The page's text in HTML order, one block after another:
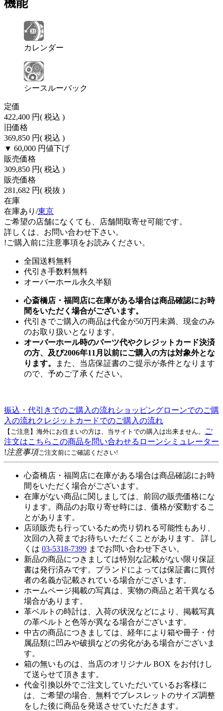
機能
カレンダー
シースルーバック
定価
422,400 円( 税込 )
旧価格
369,850 円( 税込 )
▼ 60,000 円値下げ
販売価格
309,850 円( 税込 )
販売価格
281,682 円( 税抜 )
在庫
在庫あり/東京
ご希望の店舗になくても、店舗間取寄せ可能です。
詳しくは、お問い合わせ下さい。
!ご購入前に注意事項をお読みください。
全国送料無料
代引き手数料無料
オーバーホール永久半額
心斎橋店・福岡店に在庫がある場合は商品確認にお時
間をいただく場合がございます。
代引きでご購入の商品は代金が50万円未満、現金のみ
のお取り扱いとなります。
オーバーホール時のパーツ代やクレジットカード決済
の方、及び2006年11月以前にご購入の方は対象外とな
ります。
また、当店保証書のご提示が条件となります
ので、予めご了承ください。
振込・代引きでのご購入の流れショッピングローンでのご購
入の流れクレジットカードでのご購入の流れ
【ご注意】海外にお住まいの方は、当サイトでの購入は出来ません。
ご
注文はこちら この商品を問い合わせる ローンシミュレーター
!注意事項ご注文前にご確認ください!
心斎橋店・福岡店に在庫がある場合は商品確認にお時
間をいただく場合がございます。
在庫がない商品に関しましては、前回の販売価格にな
ります。商品のお取り寄せ時には、価格が変動するこ
とがあります。
店頭販売も行っているため売り切れる可能性もあり、
次回の入荷までお待ちいただくことがあります。 詳し
くは 03-5318-7399 までお問い合わせ下さい。
新品の商品につきましては特別な記載がない限り保証
書は発行済みです。ブランドによっては保証書に買付
者の名義が記載されている場合がございます。
ホームページ掲載の写真は、実物の商品と若干異なる
場合があります。
革ベルトの時計は、入荷の状況などにより、掲載写真
の革ベルトと色等が異なる場合がございます。
中古の商品につきましては、経年により箱や冊子・付
属品類に凹みや破損などの劣化がある場合がございま
す。
箱の無いものは、当店のオリジナル BOX をお付けし
て送らせて頂きます。
代金引換以外でご注文していただいているお客様に
は、ご希望の場合、無料でブレスレットのサイズ調整
をした後に商品を発送させていただきます。